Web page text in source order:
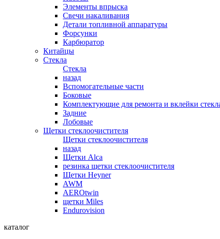
Элементы впрыска
Свечи накаливания
Детали топливной аппаратуры
Форсунки
Карбюратор
Китайцы
Стекла
Стекла
назад
Вспомогательные части
Боковые
Комплектующие для ремонта и вклейки
Задние
Лобовые
Щетки стеклоочистителя
Щетки стеклоочистителя
назад
Щетки Alca
резинка щетки стеклоочистителя
Щетки Heyner
AWM
AEROtwin
щетки Miles
Endurovision
каталог